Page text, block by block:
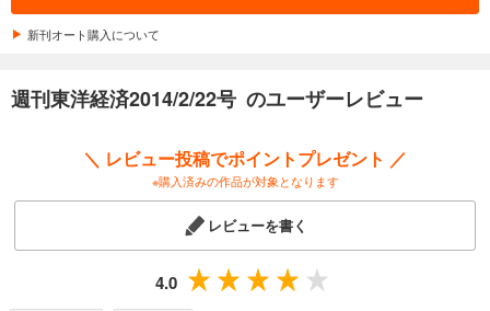
880円 (税込)
あらすじを表示する
880 円 (税込)
あらすじを表示する
週刊東洋経済 2026/3/28号
新刊オート購入について
週刊東洋経済2014/2/22号 のユーザーレビュー
＼ レビュー投稿でポイントプレゼント ／
※購入済みの作品が対象となります
レビューを書く
4.0